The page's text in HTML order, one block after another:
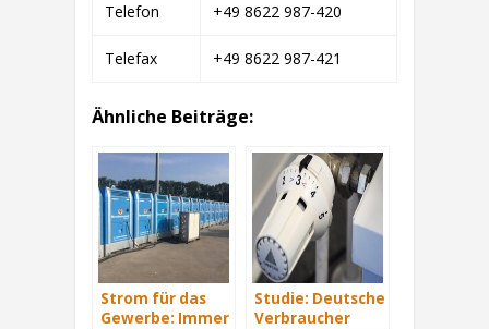
Telefon +49 8622 987-420
Telefax +49 8622 987-421
Ähnliche Beiträge:
Strom für das
Gewerbe: Immer
Studie: Deutsche
Verbraucher